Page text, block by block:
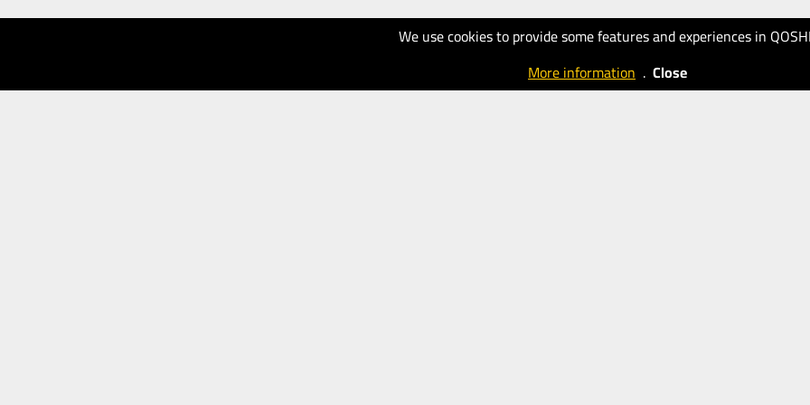
We use cookies to provide some features and experiences in
More information . Close